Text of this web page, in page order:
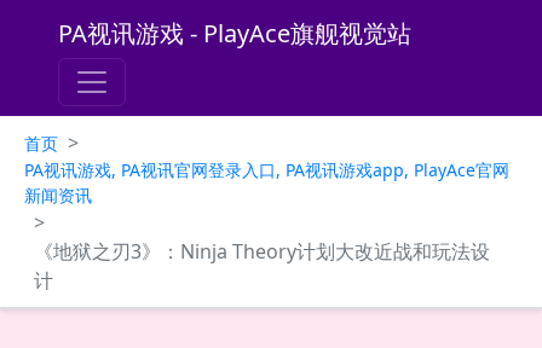
PA视讯游戏 - PlayAce旗舰视觉站
首页 >
PA视讯游戏, PA视讯官网登录入口, PA视讯游戏app, PlayAce官网
新闻资讯
>
《地狱之刃3》：Ninja Theory计划大改近战和玩法设
计